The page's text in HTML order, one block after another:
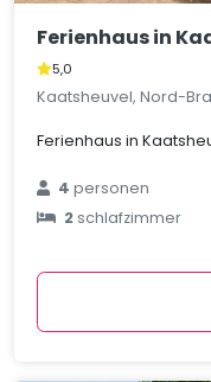
Ferienhaus in
5,0
Kaatsheuvel, Nord-
Ferienhaus in
4personen
2schlafzimmer